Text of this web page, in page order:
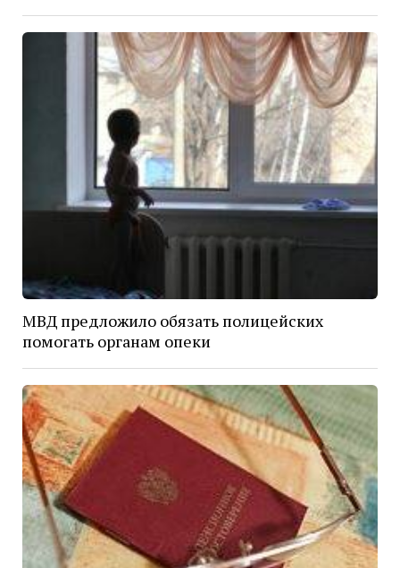
МВД предложило обязать полицейских
помогать органам опеки